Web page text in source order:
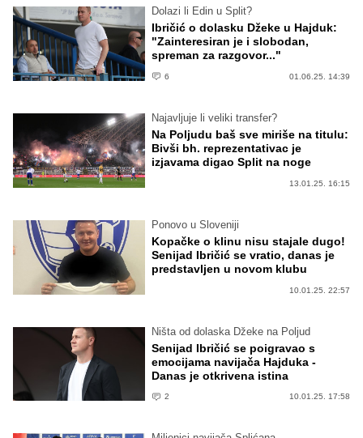
Dolazi li Edin u Split?
Ibričić o dolasku Džeke u Hajduk:
"Zainteresiran je i slobodan,
spreman za razgovor..."
6 01.06.25. 14:39
Najavljuje li veliki transfer?
Na Poljudu baš sve miriše na titulu:
Bivši bh. reprezentativac je
izjavama digao Split na noge
13.01.25. 16:15
Ponovo u Sloveniji
Kopačke o klinu nisu stajale dugo!
Senijad Ibričić se vratio, danas je
predstavljen u novom klubu
10.01.25. 22:57
Ništa od dolaska Džeke na Poljud
Senijad Ibričić se poigravao s
emocijama navijača Hajduka -
Danas je otkrivena istina
2 10.01.25. 17:58